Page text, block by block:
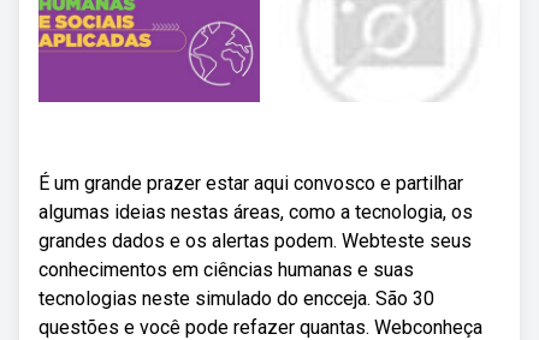
É um grande prazer estar aqui convosco e partilhar
algumas ideias nestas áreas, como a tecnologia, os
grandes dados e os alertas podem. Webteste seus
conhecimentos em ciências humanas e suas
tecnologias neste simulado do encceja. São 30
questões e você pode refazer quantas. Webconheça